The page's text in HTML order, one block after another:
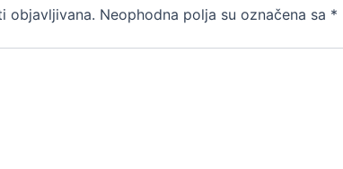
objavljivana. Neophodna polja su označena sa *